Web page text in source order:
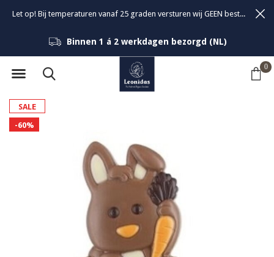
0
Binnen 1 á 2 werkdagen bezorgd (NL)
Let op! Bij temperaturen vanaf 25 graden versturen wij GEEN bestellingen om de kwaliteit van de bonbons te garanderen.
SALE
-60%